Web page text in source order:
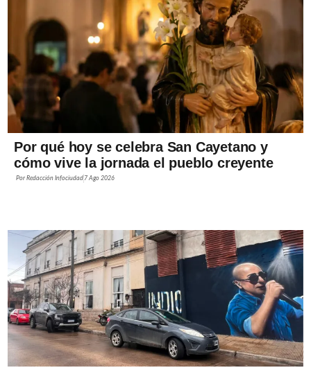
Por qué hoy se celebra San Cayetano y
cómo vive la jornada el pueblo creyente
PorRedacción Infociudad 7 Ago 2026